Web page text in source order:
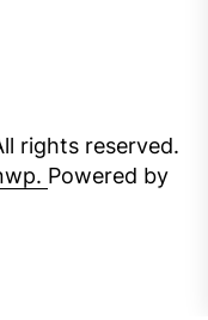
rights reserved.
Powered by